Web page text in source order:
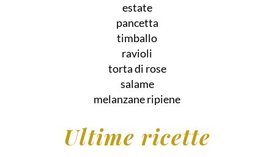
estate
pancetta
timballo
ravioli
torta di rose
salame
melanzane ripiene
Ultime ricette